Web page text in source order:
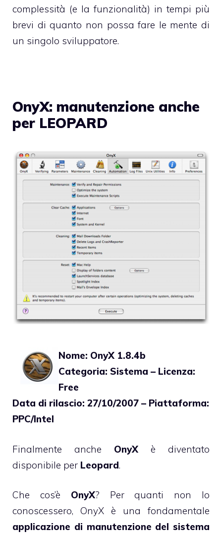
complessità (e la funzionalità) in tempi più
brevi di quanto non possa fare le mente di
un singolo sviluppatore.
OnyX: manutenzione anche
per LEOPARD
Nome: OnyX 1.8.4b
Categoria: Sistema – Licenza:
Free
Data di rilascio: 27/10/2007 – Piattaforma:
PPC/Intel
Finalmente anche OnyX è diventato
disponibile per Leopard.
Che cos’è OnyX? Per quanti non lo
conoscessero, OnyX è una fondamentale
applicazione di manutenzione del sistema